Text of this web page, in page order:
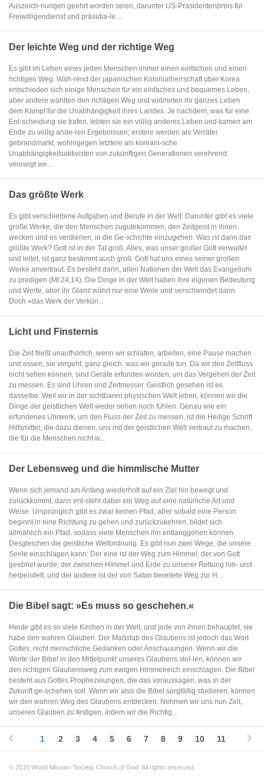
Auszeich-nungen geehrt worden seien, darunter US-Präsidentenpreis für
Freiwilligendienst und präsidia-le ...
Der leichte Weg und der richtige Weg
Es gibt im Leben eines jeden Menschen immer einen einfachen und einen
richtigen Weg. Wäh-rend der japanischen Kolonialherrschaft über Korea
entschieden sich einige Menschen für ein einfaches und bequemes Leben,
aber andere wählten den richtigen Weg und widmeten ihr ganzes Leben
dem Kampf für die Unabhängigkeit ihres Landes. Je nachdem, was für eine
Ent-scheidung sie trafen, lebten sie ein völlig anderes Leben und kamen am
Ende zu völlig ande-ren Ergebnissen; erstere werden als Verräter
gebrandmarkt, wohingegen letztere als koreani-sche
Unabhängigkeitsaktivisten von zukünftigen Generationen verehrend
verewigt we...
Das größte Werk
Es gibt verschiedene Aufgaben und Berufe in der Welt. Darunter gibt es viele
große Werke, die den Menschen zugutekommen, den Zeitgeist in ihnen
wecken und es verdienen, in die Ge-schichte einzugehen. Was ist dann das
größte Werk? Gott ist in der Tat groß. Alles, was unser großer Gott verwaltet
und leitet, ist ganz bestimmt auch groß. Gott hat uns eines seiner großen
Werke anvertraut. Es besteht darin, allen Nationen der Welt das Evangelium
zu predigen (Mt 24,14). Die Dinge in der Welt haben ihre eigenen Bedeutung
und Werte, aber ihr Glanz währt nur eine Weile und verschwindet dann.
Doch »das Werk der Verkün...
Licht und Finsternis
Die Zeit fließt unaufhörlich, wenn wir schlafen, arbeiten, eine Pause machen
und essen; sie vergeht, ganz gleich, was wir gerade tun. Da wir den Zeitfluss
nicht sehen können, sind Geräte erfunden worden, um das Vergehen der Zeit
zu messen. Es sind Uhren und Zeitmesser. Geistlich gesehen ist es
dasselbe. Weil wir in der sichtbaren physischen Welt leben, können wir die
Dinge der geistlichen Welt weder sehen noch fühlen. Genau wie ein
erfundenes Uhrwerk, um den Fluss der Zeit zu messen, ist die Heilige Schrift
Hilfsmittel, die dazu dienen, uns mit der geistlichen Welt vertraut zu machen,
die für die Menschen nicht w...
Der Lebensweg und die himmlische Mutter
Wenn sich jemand am Anfang wiederholt auf ein Ziel hin bewegt und
zurückkommt, dann ent-steht dabei ein Weg auf eine natürliche Art und
Weise. Ursprünglich gibt es zwar keinen Pfad, aber sobald eine Person
beginnt in eine Richtung zu gehen und zurückzukehren, bildet sich
allmählich ein Pfad, sodass viele Menschen ihn entlanggehen können.
Desgleichen die geistliche Weltordnung. Es gibt nun zwei Wege, die unsere
Seele einschlagen kann: Der eine ist der Weg zum Himmel, der von Gott
geebnet wurde, der zwischen Himmel und Erde zu unserer Rettung hin- und
herpendelt, und der andere ist der von Satan bereitete Weg zur H...
Die Bibel sagt: »Es muss so geschehen.«
Heute gibt es so viele Kirchen in der Welt, und jede von ihnen behauptet, sie
habe den wahren Glauben. Der Maßstab des Glaubens ist jedoch das Wort
Gottes, nicht menschliche Gedanken oder Anschauungen. Wenn wir die
Worte der Bibel in den Mittelpunkt unseres Glaubens stel-len, können wir
den richtigen Glaubensweg zum ewigen Himmelreich einschlagen. Die Bibel
besteht aus Gottes Prophezeiungen, die das voraussagen, was in der
Zukunft ge-schehen soll. Wenn wir also die Bibel sorgfältig studieren, können
wir den wahren Weg des Glaubens entdecken. Nehmen wir uns nun Zeit,
unseren Glauben zu festigen, indem wir die Richtig...
1 2 3 4 5 6 7 8 9 10 11
© 2010 World Mission Society Church of God. All rights reserved.